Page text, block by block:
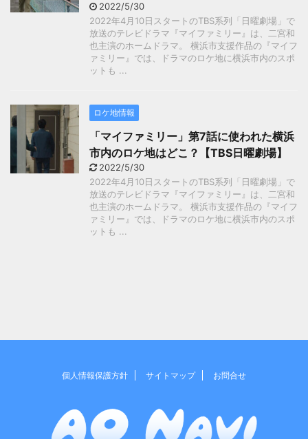
2022/5/30
2022年4月10日スタートのTBS系列「日曜劇場」で
放送のテレビドラマ『マイファミリー』は、二宮和
也主演のホームドラマ。 横浜市支援作品の『マイフ
ァミリー』では、ドラマのロケ地に横浜市内のスポ
ットも ...
ロケ地情報
「マイファミリー」第7話に使われた横浜
市内のロケ地はどこ？【TBS日曜劇場】
2022/5/30
2022年4月10日スタートのTBS系列「日曜劇場」で
放送のテレビドラマ『マイファミリー』は、二宮和
也主演のホームドラマ。 横浜市支援作品の『マイフ
ァミリー』では、ドラマのロケ地に横浜市内のスポ
ットも ...
個人情報保護方針 サイトマップ お問合せ